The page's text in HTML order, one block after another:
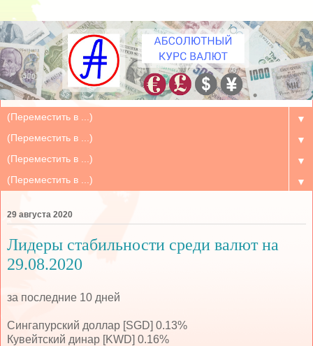
▼
▼
▼
▼
29 августа 2020
Лидеры стабильности среди валют на
29.08.2020
за последние 10 дней
Сингапурский доллар [SGD] 0.13%
Кувейтский динар [KWD] 0.16%